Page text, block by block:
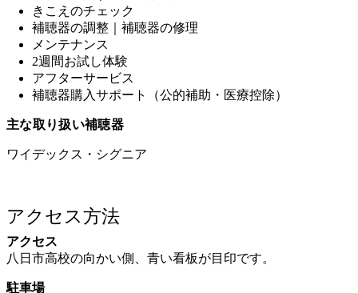
補聴器の調整｜補聴器の修理
メンテナンス
2週間お試し体験
アフターサービス
補聴器購入サポート（公的補助・医療控除）
主な取り扱い補聴器
ワイデックス・シグニア
アクセス
八日市高校の向かい側、青い看板が目印です。
駐車場
店前に駐車場あり